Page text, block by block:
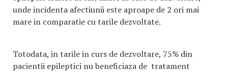
unde incidenta afectiunii este aproape de 2 ori mai
mare in comparatie cu tarile dezvoltate.
Totodata, in tarile in curs de dezvoltare, 75% din
pacientii epileptici nu beneficiaza de tratament